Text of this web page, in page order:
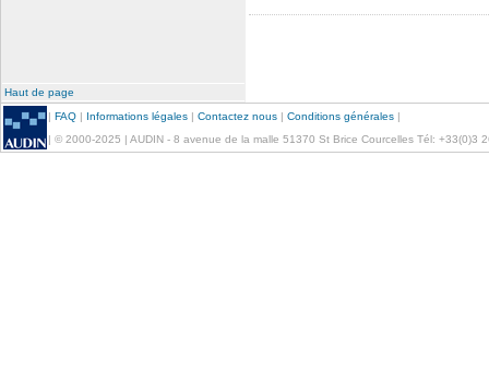
Haut de page
| FAQ | Informations légales | Contactez nous | Conditions générales |
| © 2000-2025 | AUDIN - 8 avenue de la malle 51370 St Brice Courcelles Tél: